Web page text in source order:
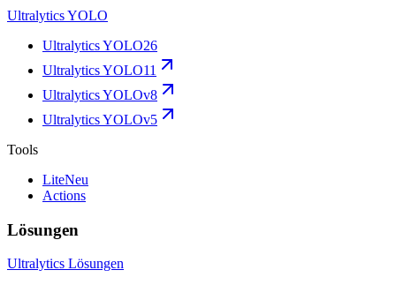
Ultralytics YOLO
Ultralytics YOLO26
Ultralytics YOLO11
Ultralytics YOLOv8
Ultralytics YOLOv5
Tools
LiteNeu
Actions
Lösungen
Ultralytics Lösungen